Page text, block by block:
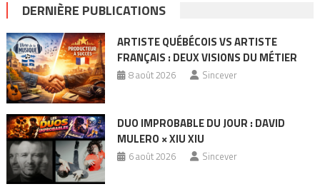
DERNIÈRE PUBLICATIONS
ARTISTE QUÉBÉCOIS VS ARTISTE
FRANÇAIS : DEUX VISIONS DU MÉTIER
8 août 2026 Sincever
DUO IMPROBABLE DU JOUR : DAVID
MULERO × XIU XIU
6 août 2026 Sincever